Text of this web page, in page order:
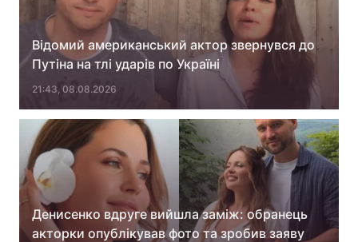
Відомий американський актор звернувся до
Путіна на тлі ударів по Україні
21:43, 08.08.2026
Денисенко вдруге вийшла заміж: обранець
акторки опублікував фото та зробив заяву